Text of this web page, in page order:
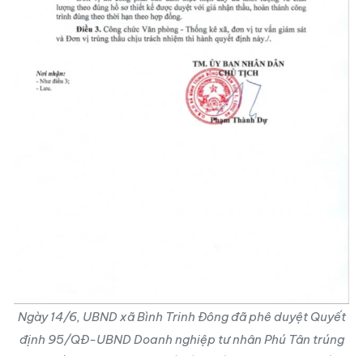
Ngày 14/6, UBND xã Bình Trinh Đông đã phê duyệt Quyết
định 95/QĐ-UBND Doanh nghiệp tư nhân Phú Tân trúng